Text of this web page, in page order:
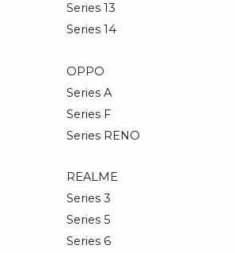
Series 13
Series 14
OPPO
Series A
Series F
Series RENO
REALME
Series 3
Series 5
Series 6